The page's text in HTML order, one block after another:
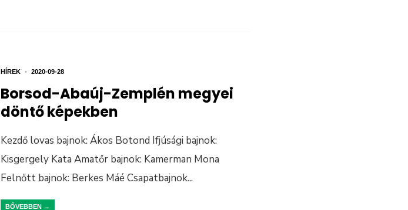
HÍREK • 2020-09-28
Borsod-Abaúj-Zemplén megyei
döntő képekben
Kezdő lovas bajnok: Ákos Botond Ifjúsági bajnok:
Kisgergely Kata Amatőr bajnok: Kamerman Mona
Felnőtt bajnok: Berkes Máé Csapatbajnok...
BŐVEBBEN →